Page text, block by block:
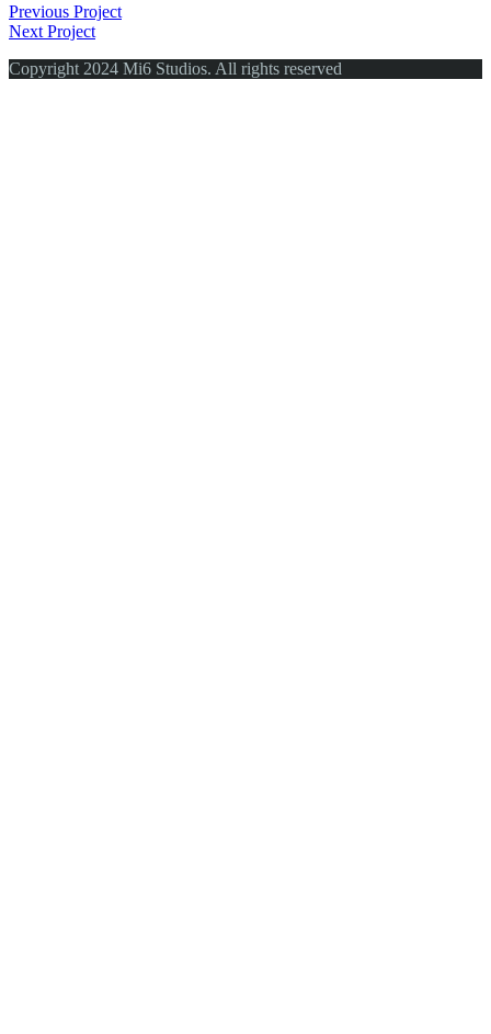
Previous Project
Next Project
Copyright 2024 Mi6 Studios. All rights reserved